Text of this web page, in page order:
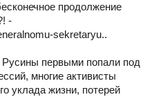
продолжение
-
sekretaryu..
Русины первыми попали под
многие активисты
уклада жизни, потерей